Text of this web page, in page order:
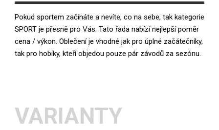
Pokud sportem začínáte a nevíte, co na sebe, tak kategorie
SPORT je přesně pro Vás. Tato řada nabízí nejlepší poměr
cena / výkon. Oblečení je vhodné jak pro úplné začátečníky,
tak pro hobíky, kteří objedou pouze pár závodů za sezónu.
VARIANTY